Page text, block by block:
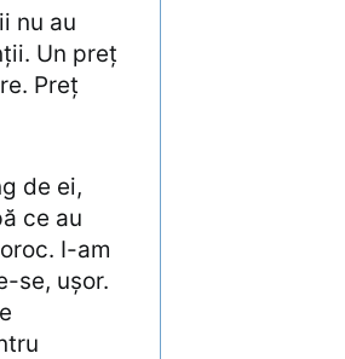
nu au
Un preț
Preț
de ei,
ce au
I-am
se, ușor.